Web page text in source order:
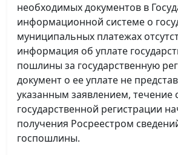
необходимых документов в
информационной системе о
муниципальных платежах
информация об уплате
пошлины за государственную
документ о ее уплате не
указанным заявлением, течение
государственной регистрации
получения Росреестром
госпошлины.